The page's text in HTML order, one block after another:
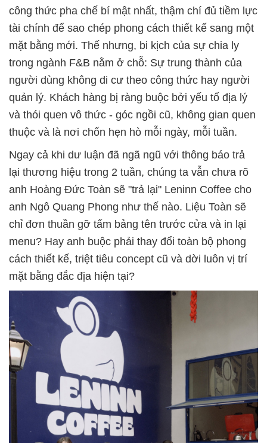
công thức pha chế bí mật nhất, thậm chí đủ tiềm lực
tài chính để sao chép phong cách thiết kế sang một
mặt bằng mới. Thế nhưng, bi kịch của sự chia ly
trong ngành F&B nằm ở chỗ: Sự trung thành của
người dùng không di cư theo công thức hay người
quản lý. Khách hàng bị ràng buộc bởi yếu tố địa lý
và thói quen vô thức - góc ngồi cũ, không gian quen
thuộc và là nơi chốn hẹn hò mỗi ngày, mỗi tuần.
Ngay cả khi dư luận đã ngã ngũ với thông báo trả
lại thương hiệu trong 2 tuần, chúng ta vẫn chưa rõ
anh Hoàng Đức Toàn sẽ "trả lại" Leninn Coffee cho
anh Ngô Quang Phong như thế nào. Liệu Toàn sẽ
chỉ đơn thuần gỡ tấm bảng tên trước cửa và in lại
menu? Hay anh buộc phải thay đổi toàn bộ phong
cách thiết kế, triệt tiêu concept cũ và dời luôn vị trí
mặt bằng đắc địa hiện tại?